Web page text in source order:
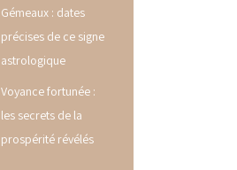
Gémeaux : dates
précises de ce signe
astrologique
Voyance fortunée :
les secrets de la
prospérité révélés